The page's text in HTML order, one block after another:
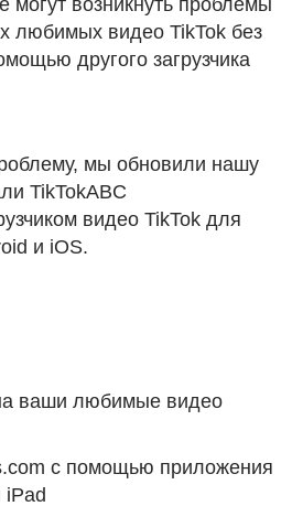
могут возникнуть проблемы
любимых видео TikTok без
другого загрузчика
мы обновили нашу
TikTokABC
видео TikTok для
и iOS.
ваши любимые видео
с помощью приложения
iPad